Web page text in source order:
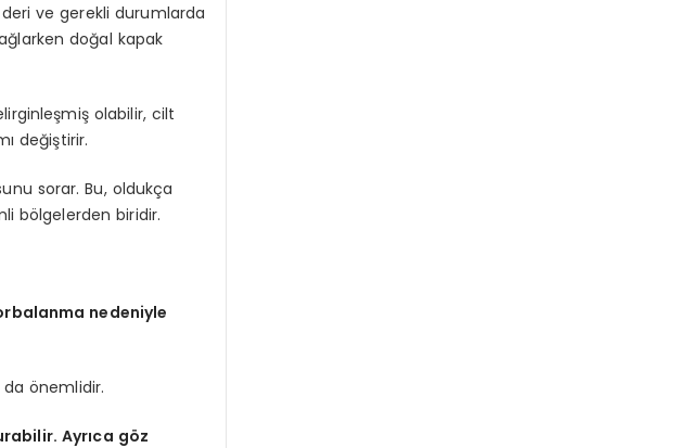
deri ve gerekli durumlarda
doğal kapak
olabilir, cilt
değiştirir.
sorar. Bu, oldukça
bölgelerden biridir.
nedeniyle
da önemlidir.
Ayrıca göz